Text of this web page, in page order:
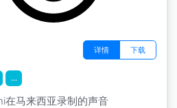
详情 下载
...
在马来西亚录制的声音